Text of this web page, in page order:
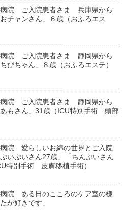
病院 ご入院患者さま 兵庫県から
チャンさん」６歳（おふろエス
病院 ご入院患者さま 静岡県から
びちゃん」８歳（おふろエステ）
病院 ご入院患者さま 静岡県から
もさん」31歳（ICU特別手術 頭部
院 愛らしいお綿の世界とご入院
いぷいさん27歳」「ちんぷいさん
特別手術 皮膚移植手術）
院 ある日のこころのケア室の様
が好きです」